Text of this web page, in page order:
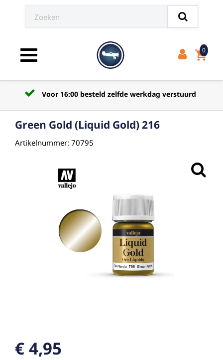
Toggle navigation shopping_cart
0
Voor 16:00 besteld zelfde werkdag verstuurd
Green Gold (Liquid Gold) 216
Artikelnummer: 70795
€ 4,95